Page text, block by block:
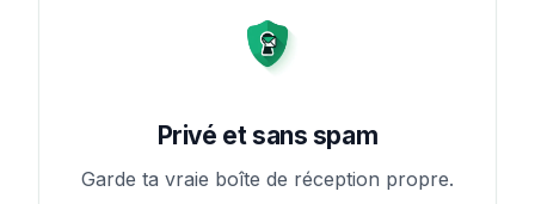
Privé et sans spam
Garde ta vraie boîte de réception propre.